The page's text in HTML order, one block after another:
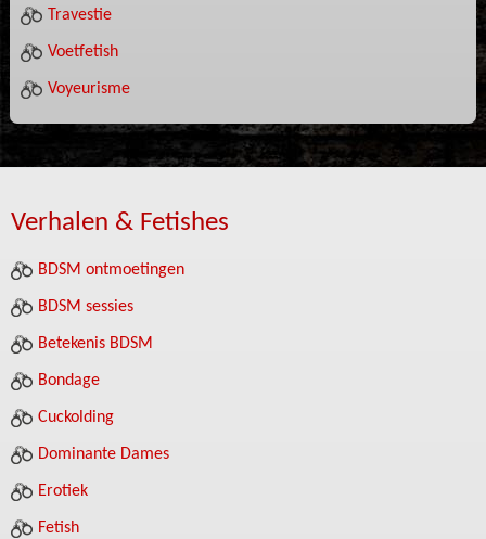
Travestie
Voetfetish
Voyeurisme
Verhalen & Fetishes
BDSM ontmoetingen
BDSM sessies
Betekenis BDSM
Bondage
Cuckolding
Dominante Dames
Erotiek
Fetish